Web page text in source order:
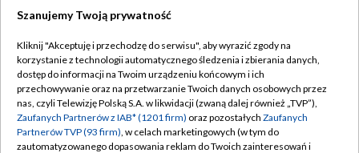
TVP
Abonament TVP
Emisja w TVP
Centrum informacji TVP
Regulamin TVP
Polityka prywatności
Moje zgody
Szanujemy Twoją prywatność
Kliknij "Akceptuję i przechodzę do serwisu", aby wyrazić zgody na
korzystanie z technologii automatycznego śledzenia i zbierania danych,
dostęp do informacji na Twoim urządzeniu końcowym i ich
przechowywanie oraz na przetwarzanie Twoich danych osobowych przez
nas, czyli Telewizję Polską S.A. w likwidacji (zwaną dalej również „TVP”),
Zaufanych Partnerów z IAB* (1201 firm) oraz pozostałych Zaufanych
Partnerów TVP (93 firm), w celach marketingowych (w tym do
zautomatyzowanego dopasowania reklam do Twoich zainteresowań i